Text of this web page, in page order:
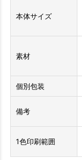
本体サイズ
素材
個別包装
備考
1色印刷範囲